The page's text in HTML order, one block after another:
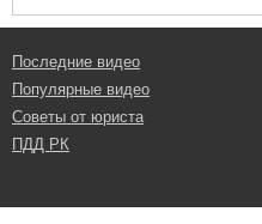
Последние видео
Популярные видео
Советы от юриста
ПДД РК